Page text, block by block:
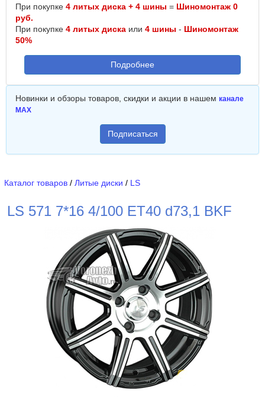
При покупке 4 литых диска + 4 шины = Шиномонтаж 0
руб.
При покупке 4 литых диска или 4 шины - Шиномонтаж
50%
Подробнее
Новинки и обзоры товаров, скидки и акции в нашем канале
MAX
Подписаться
Каталог товаров / Литые диски / LS
LS 571 7*16 4/100 ET40 d73,1 BKF